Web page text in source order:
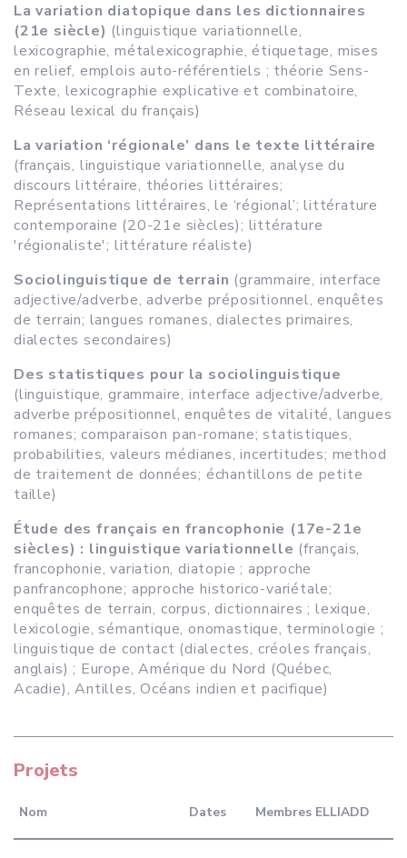
La variation diatopique dans les dictionnaires
(21e siècle) (linguistique variationnelle,
lexicographie, métalexicographie, étiquetage, mises
en relief, emplois auto-référentiels ; théorie Sens-
Texte, lexicographie explicative et combinatoire,
Réseau lexical du français)
La variation ‘régionale’ dans le texte littéraire
(français, linguistique variationnelle, analyse du
discours littéraire, théories littéraires;
Représentations littéraires, le ‘régional’; littérature
contemporaine (20-21e siècles); littérature
'régionaliste'; littérature réaliste)
Sociolinguistique de terrain (grammaire, interface
adjective/adverbe, adverbe prépositionnel, enquêtes
de terrain; langues romanes, dialectes primaires,
dialectes secondaires)
Des statistiques pour la sociolinguistique
(linguistique, grammaire, interface adjective/adverbe,
adverbe prépositionnel, enquêtes de vitalité, langues
romanes; comparaison pan-romane; statistiques,
probabilities, valeurs médianes, incertitudes; method
de traitement de données; échantillons de petite
taille)
Étude des français en francophonie (17e-21e
siècles) : linguistique variationnelle (français,
francophonie, variation, diatopie ; approche
panfrancophone; approche historico-variétale;
enquêtes de terrain, corpus, dictionnaires ; lexique,
lexicologie, sémantique, onomastique, terminologie ;
linguistique de contact (dialectes, créoles français,
anglais) ; Europe, Amérique du Nord (Québec,
Acadie), Antilles, Océans indien et pacifique)
Projets
Nom Dates Membres ELLIADD